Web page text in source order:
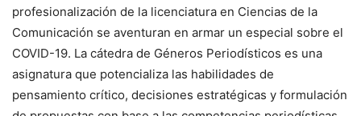
profesionalización de la licenciatura en Ciencias de la
Comunicación se aventuran en armar un especial sobre el
COVID-19. La cátedra de Géneros Periodísticos es una
asignatura que potencializa las habilidades de
pensamiento crítico, decisiones estratégicas y formulación